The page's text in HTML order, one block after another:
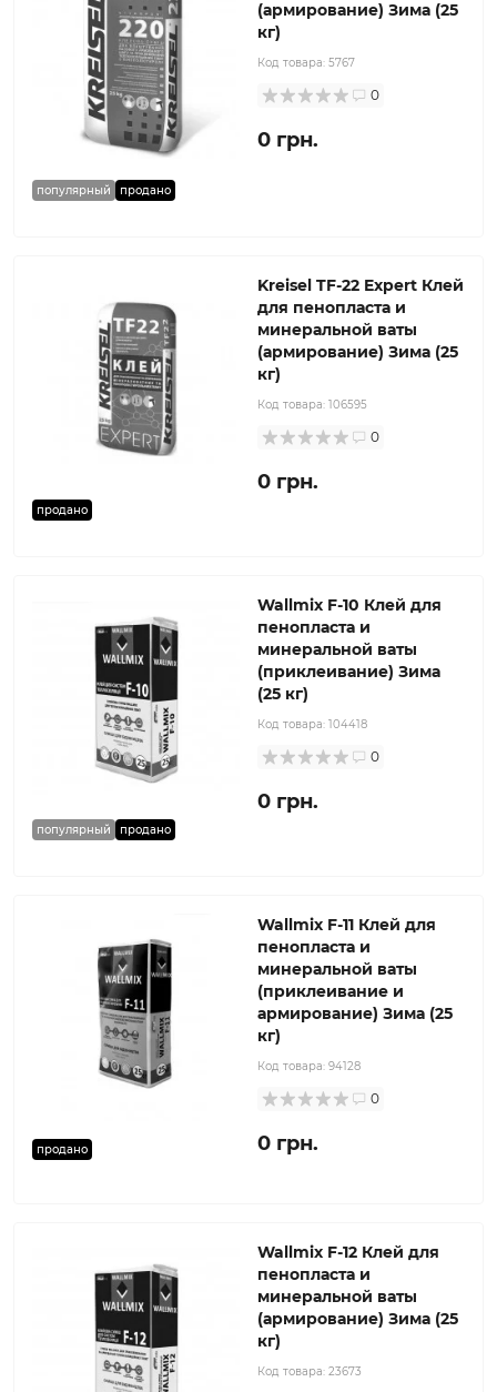
популярный продано
(армирование) Зима (25
кг)
Код товара: 5767
0
0 грн.
продано
Kreisel TF-22 Expert Клей
для пенопласта и
минеральной ваты
(армирование) Зима (25
кг)
Код товара: 106595
0
0 грн.
популярный продано
Wallmix F-10 Клей для
пенопласта и
минеральной ваты
(приклеивание) Зима
(25 кг)
Код товара: 104418
0
0 грн.
продано
Wallmix F-11 Клей для
пенопласта и
минеральной ваты
(приклеивание и
армирование) Зима (25
кг)
Код товара: 94128
0
0 грн.
Wallmix F-12 Клей для
пенопласта и
минеральной ваты
(армирование) Зима (25
кг)
Код товара: 23673